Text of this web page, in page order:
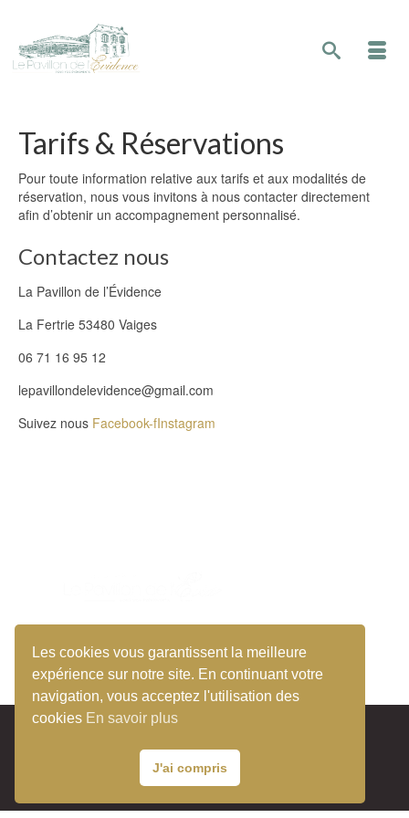
Tarifs & Réservations
Pour toute information relative aux tarifs et aux modalités de
réservation, nous vous invitons à nous contacter directement
afin d’obtenir un accompagnement personnalisé.
Contactez nous
La Pavillon de l’Évidence
La Fertrie 53480 Vaiges
06 71 16 95 12
lepavillondelevidence@gmail.com
Suivez nous Facebook-fInstagram
Contact
© 2026 Le pavillon de l'Évidence- mjg
Les cookies vous garantissent la meilleure
expérience sur notre site. En continuant votre
navigation, vous acceptez l'utilisation des
cookies En savoir plus
J'ai compris